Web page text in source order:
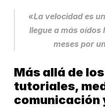
«La velocidad es
llegue a más oídos
meses por
Más allá de
tutoriales,
comunicación